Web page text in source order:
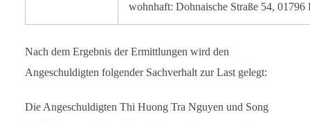
wohnhaft: Dohnaische Straße 54, 01796
Nach dem Ergebnis der Ermittlungen wird den
Angeschuldigten folgender Sachverhalt zur Last gelegt:
Die Angeschuldigten Thi Huong Tra Nguyen und Song